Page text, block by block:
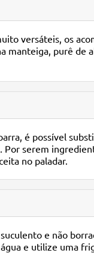
versáteis, os
manteiga, purê de
é possível
Por serem
no paladar.
e não
e utilize uma